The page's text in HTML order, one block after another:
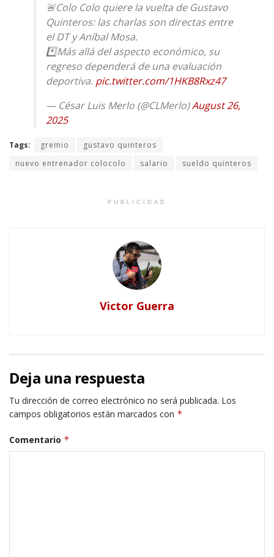
🚨Colo Colo quiere la vuelta de Gustavo
Quinteros: las charlas son directas entre
el DT y Aníbal Mosa.
*️⃣Más allá del aspecto económico, su
regreso dependerá de una evaluación
deportiva. pic.twitter.com/1HKB8Rxz47
— César Luis Merlo (@CLMerlo)August 26,
2025
Tags: gremio
gustavo quinteros
nuevo entrenador colocolo
salario sueldo quinteros
PUBLICIDAD
Victor Guerra
Deja una respuesta
Tu dirección de correo electrónico no será publicada. Los
campos obligatorios están marcados con *
Comentario *